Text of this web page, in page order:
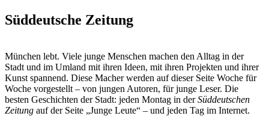
Post:
Süddeutsche Zeitung
München lebt. Viele junge Menschen machen den Alltag in der
Stadt und im Umland mit ihren Ideen, mit ihren Projekten und ihrer
Kunst spannend. Diese Macher werden auf dieser Seite Woche für
Woche vorgestellt – von jungen Autoren, für junge Leser. Die
besten Geschichten der Stadt: jeden Montag in derSüddeutschen
Zeitung auf der Seite „Junge Leute“ – und jeden Tag im Internet.